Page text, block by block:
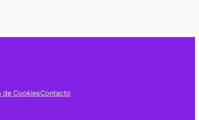
de CookiesContacto